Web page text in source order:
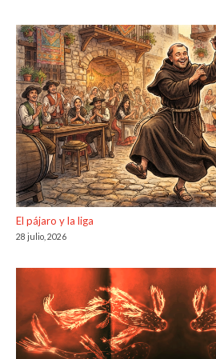
El pájaro y la liga
28 julio, 2026